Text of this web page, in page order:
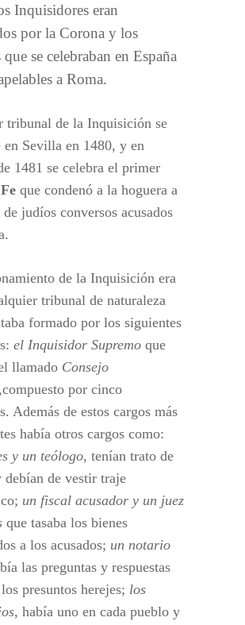
Inquisidores eran
por la Corona y los
que se celebraban en España
a Roma.
tribunal de la Inquisición se
en Sevilla en 1480, y en
1481 se celebra el primer
que condenó a la hoguera a
judíos conversos acusados
de la Inquisición era
tribunal de naturaleza
formado por los siguientes
el Inquisidor Supremo que
llamado Consejo
,compuesto por cinco
Además de estos cargos más
había otros cargos como:
y un teólogo, tenían trato de
debían de vestir traje
un fiscal acusador y un juez
que tasaba los bienes
a los acusados; un notario
las preguntas y respuestas
presuntos herejes; los
había uno en cada pueblo y